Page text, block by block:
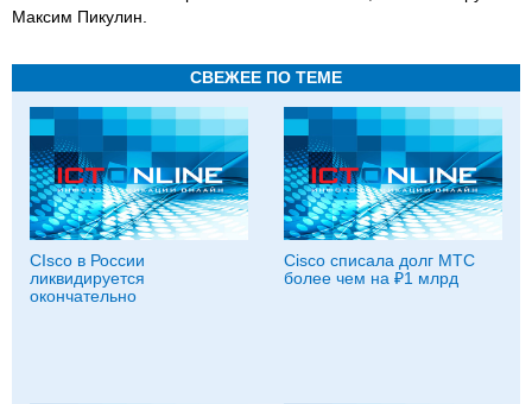
Максим Пикулин.
СВЕЖЕЕ ПО ТЕМЕ
СIsco в России
ликвидируется
окончательно
Cisco списала долг МТС
более чем на ₽1 млрд